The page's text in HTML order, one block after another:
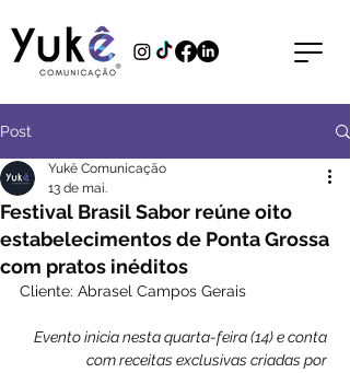
Post
Festival Brasil Sabor reúne oito
estabelecimentos de Ponta Grossa
com pratos inéditos
Yukê Comunicação
13 de mai.
Cliente: Abrasel Campos Gerais
Evento inicia nesta quarta-feira (14) e conta
com receitas exclusivas criadas por